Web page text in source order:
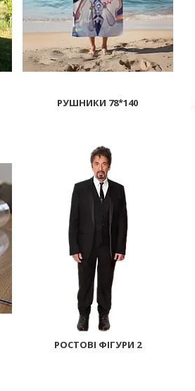
РУШНИКИ 78*140
РОСТОВІ ФІГУРИ 2